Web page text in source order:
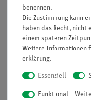
Besonders geignet
minimale
Dazu passendes
Mikroskopie
Notwendiges Zubehör
benennen.
Die Zustimmung kann
haben das Recht,
einem späteren
Weitere Informationen
erklärung.
Essenziell
Funktional